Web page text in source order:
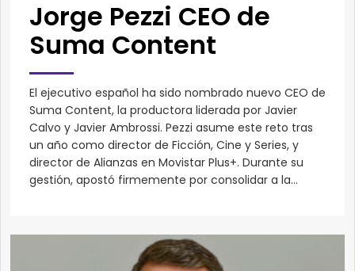
Jorge Pezzi CEO de
Suma Content
El ejecutivo español ha sido nombrado nuevo CEO de
Suma Content, la productora liderada por Javier
Calvo y Javier Ambrossi. Pezzi asume este reto tras
un año como director de Ficción, Cine y Series, y
director de Alianzas en Movistar Plus+. Durante su
gestión, apostó firmemente por consolidar a la...